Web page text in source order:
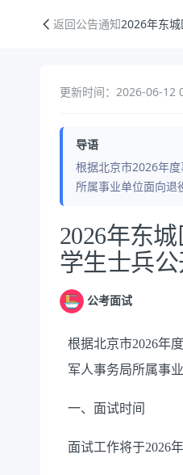
返回公告通知2026年东
更新时间：2026-06-12
导语
根据北京市2026年
所属事业单位面向
公告正文
2026年东
学生士兵
公考面试
根据北京市2026年
军人事务局所属事
一、面试时间
面试工作将于2026